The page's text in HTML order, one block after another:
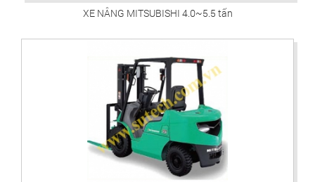
XE NÂNG MITSUBISHI 4.0~5.5 tấn